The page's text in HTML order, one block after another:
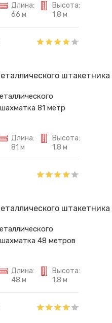
Длина:
66 м
Высота:
1,8 м
81 метр
Длина:
81 м
Высота:
1,8 м
48 метров
Длина:
48 м
Высота:
1,8 м